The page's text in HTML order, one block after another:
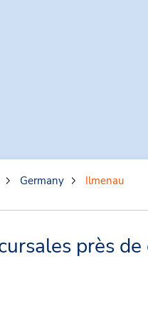
Germany Ilmenau
près